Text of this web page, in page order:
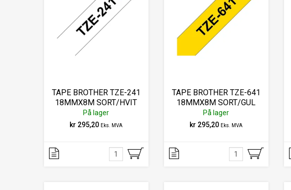
TAPE BROTHER TZE-241
18MMX8M SORT/HVIT
På lager
kr 295,20 Eks. MVA
TAPE BROTHER TZE-641
18MMX8M SORT/GUL
På lager
kr 295,20 Eks. MVA